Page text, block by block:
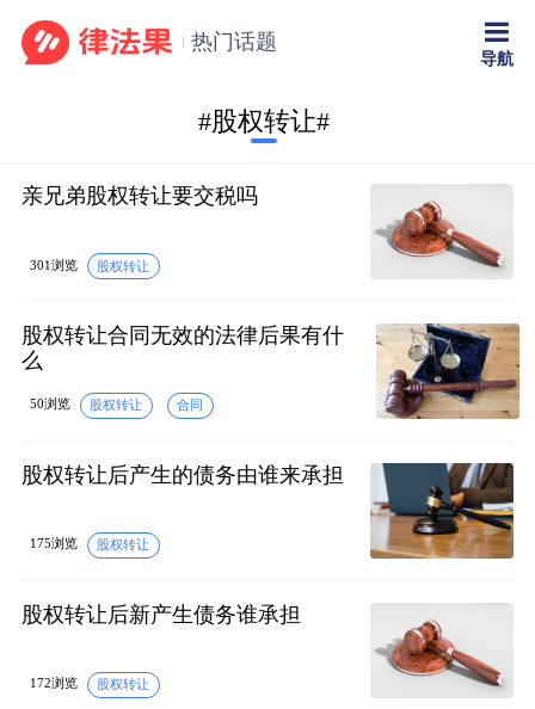
热门话题
导航
#股权转让#
亲兄弟股权转让要交税吗
301浏览 股权转让
股权转让合同无效的法律后果有什
么
50浏览 股权转让 合同
股权转让后产生的债务由谁来承担
175浏览 股权转让
股权转让后新产生债务谁承担
172浏览 股权转让